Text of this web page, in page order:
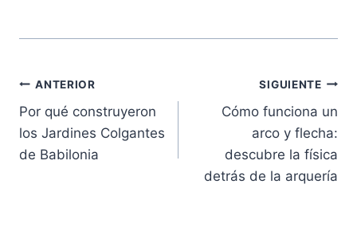
Navegación
de
entradas
ANTERIOR
Por qué construyeron
los Jardines Colgantes
de Babilonia
SIGUIENTE
Cómo funciona un
arco y flecha:
descubre la física
detrás de la arquería